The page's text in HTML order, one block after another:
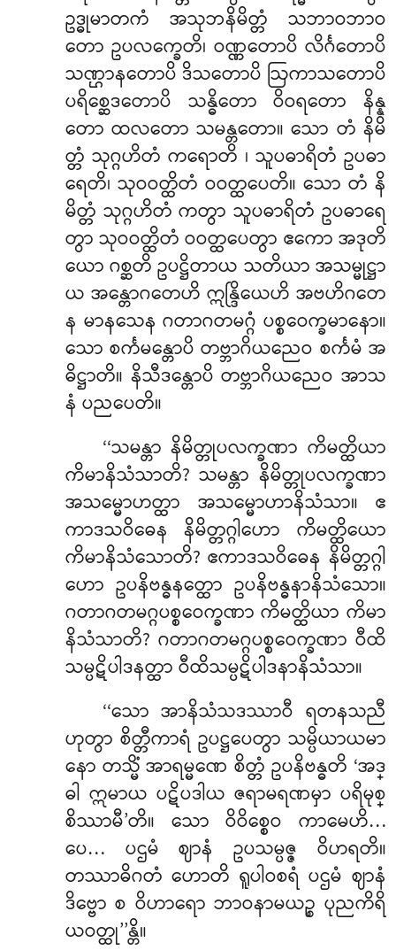
ဥဒ္ဓုမာတကံ အသုဘနိမိတ္တံ သဘာဝဘာဝ
တော ဥပလက္ခေတိ၊ ဝဏ္ဏတောပိ လိင်္ဂတောပိ
သဏ္ဌာနတောပိ ဒိသတောပိ ဩကာသတောပိ
ပရိစ္ဆေဒတောပိ သန္ဓိတော ဝိဝရတော နိန္န
တော ထလတော သမန္တတော။ သော တံ နိမိ
တ္တံ သုဂ္ဂဟိတံ ကရောတိ ၊ သူပဓာရိတံ ဥပဓာ
ရေတိ၊ သုဝဝတ္ထိတံ ဝဝတ္ထပေတိ။ သော တံ နိ
မိတ္တံ သုဂ္ဂဟိတံ ကတွာ သူပဓာရိတံ ဥပဓာရေ
တွာ သုဝဝတ္ထိတံ ဝဝတ္ထပေတွာ ဧကော အဒုတိ
ယော ဂစ္ဆတိ ဥပဋ္ဌိတာယ သတိယာအသမ္မုဋ္ဌာ
ယ အန္တောဂတေဟိ ဣန္ဒြိယေဟိ အဗဟိဂတေ
န မာနသေန ဂတာဂတမဂ္ဂံ ပစ္စဝေက္ခမာနော။
သော စင်္ကမန္တောပိ တဗ္ဘာဂိယညေဝ စင်္ကမံ အ
ဓိဋ္ဌာတိ။ နိသီဒန္တောပိ တဗ္ဘာဂိယညေဝ အာသ
နံ ပညပေတိ။
‘‘သမန္တာ နိမိတ္တုပလက္ခဏာ ကိမတ္ထိယာ
ကိမာနိသံသာတိ? သမန္တာ နိမိတ္တုပလက္ခဏာ
အသမ္မောဟတ္ထာ အသမ္မောဟာနိသံသာ။ ဧ
ကာဒသဝိဓေန နိမိတ္တဂ္ဂါဟော ကိမတ္ထိယော
ကိမာနိသံသောတိ? ဧကာဒသဝိဓေန နိမိတ္တဂ္ဂါ
ဟော ဥပနိဗန္ဓနတ္ထော ဥပနိဗန္ဓနာနိသံသော။
ဂတာဂတမဂ္ဂပစ္စဝေက္ခဏာ ကိမတ္ထိယာ ကိမာ
နိသံသာတိ? ဂတာဂတမဂ္ဂပစ္စဝေက္ခဏာ ဝီထိ
သမ္ပဋိပါဒနတ္ထာ ဝီထိသမ္ပဋိပါဒနာနိသံသာ။
‘‘သော အာနိသံသဒဿာဝီ ရတနသညီ
ဟုတွာ စိတ္တီကာရံ ဥပဋ္ဌပေတွာ သမ္ပိယာယမာ
နော တသ္မိံ အာရမ္မဏေ စိတ္တံ ဥပနိဗန္ဓတိ ‘အဒ္
ဓါ ဣမာယ ပဋိပဒါယ ဇရာမရဏမှာ ပရိမုစ္
စိဿာမီ’တိ။ သော ဝိဝိစ္စေဝ ကာမေဟိ…
ပေ… ပဌမံ ဈာနံ ဥပသမ္ပဇ္ဇ ဝိဟရတိ။
တဿာဓိဂတံ ဟောတိ ရူပါဝစရံ ပဌမံ ဈာနံ
ဒိဗ္ဗော စ ဝိဟာရော ဘာဝနာမယဉ္စ ပုညကိရိ
ယဝတ္ထု’’န္တိ။